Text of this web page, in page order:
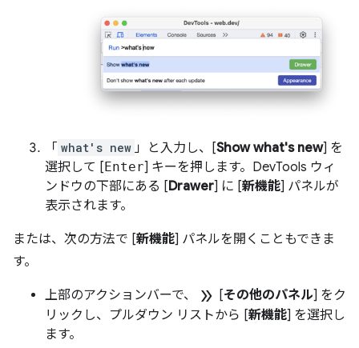
「 what's new 」と入力し、[Show what's new] を
選択して [Enter] キーを押します。DevTools ウィ
ンドウの下部にある [Drawer] に [新機能] パネルが
表示されます。
または、次の方法で [新機能] パネルを開くこともできま
す。
上部のアクションバーで、 double_arrow [その他のパネル] をク
リックし、プルダウン リストから [新機能] を選択し
ます。